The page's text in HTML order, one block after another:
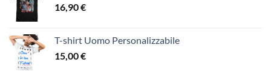
16,90€
T-shirt Uomo Personalizzabile
15,00€